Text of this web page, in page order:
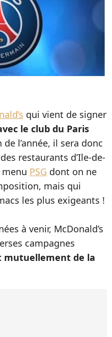
qui vient de signer
le club du Paris
de l’année, il sera donc
restaurants d’Ile-de-
PSG dont on ne
mais qui
les plus exigeants !
à venir, McDonald’s
campagnes
mutuellement de la